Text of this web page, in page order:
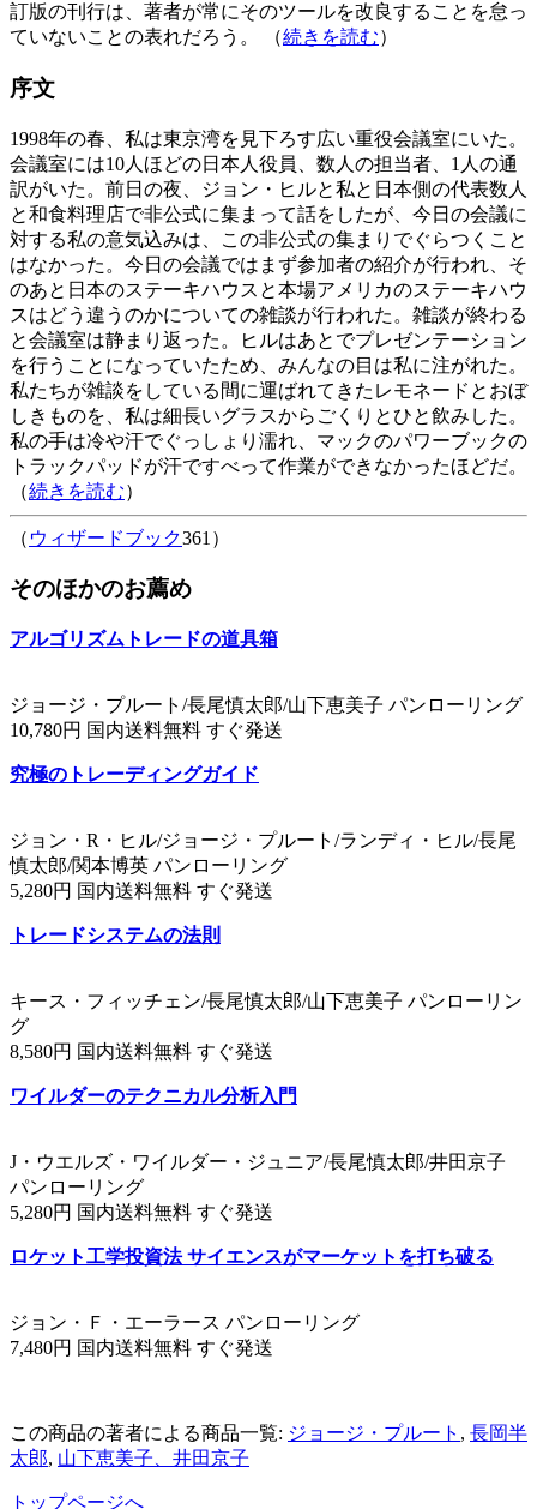
訂版の刊行は、著者が常にそのツールを改良することを怠っ
ていないことの表れだろう。 （続きを読む）
序文
1998年の春、私は東京湾を見下ろす広い重役会議室にいた。
会議室には10人ほどの日本人役員、数人の担当者、1人の通
訳がいた。前日の夜、ジョン・ヒルと私と日本側の代表数人
と和食料理店で非公式に集まって話をしたが、今日の会議に
対する私の意気込みは、この非公式の集まりでぐらつくこと
はなかった。今日の会議ではまず参加者の紹介が行われ、そ
のあと日本のステーキハウスと本場アメリカのステーキハウ
スはどう違うのかについての雑談が行われた。雑談が終わる
と会議室は静まり返った。ヒルはあとでプレゼンテーション
を行うことになっていたため、みんなの目は私に注がれた。
私たちが雑談をしている間に運ばれてきたレモネードとおぼ
しきものを、私は細長いグラスからごくりとひと飲みした。
私の手は冷や汗でぐっしょり濡れ、マックのパワーブックの
トラックパッドが汗ですべって作業ができなかったほどだ。
（続きを読む）
（ ウィザードブック361）
そのほかのお薦め
アルゴリズムトレードの道具箱
ジョージ・プルート/長尾慎太郎/山下恵美子 パンローリング
10,780円 国内送料無料 すぐ発送
究極のトレーディングガイド
ジョン・R・ヒル/ジョージ・プルート/ランディ・ヒル/長尾
慎太郎/関本博英 パンローリング
5,280円 国内送料無料 すぐ発送
トレードシステムの法則
キース・フィッチェン/長尾慎太郎/山下恵美子 パンローリン
グ
8,580円 国内送料無料 すぐ発送
ワイルダーのテクニカル分析入門
J・ウエルズ・ワイルダー・ジュニア/長尾慎太郎/井田京子
パンローリング
5,280円 国内送料無料 すぐ発送
ロケット工学投資法 サイエンスがマーケットを打ち破る
ジョン・Ｆ・エーラース パンローリング
7,480円 国内送料無料 すぐ発送
この商品の著者による商品一覧: ジョージ・プルート , 長岡半
太郎, 山下恵美子、井田京子
トップページへ